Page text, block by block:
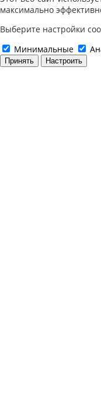
максимально
Выберите настройки
Минимальные
Принять Настроить